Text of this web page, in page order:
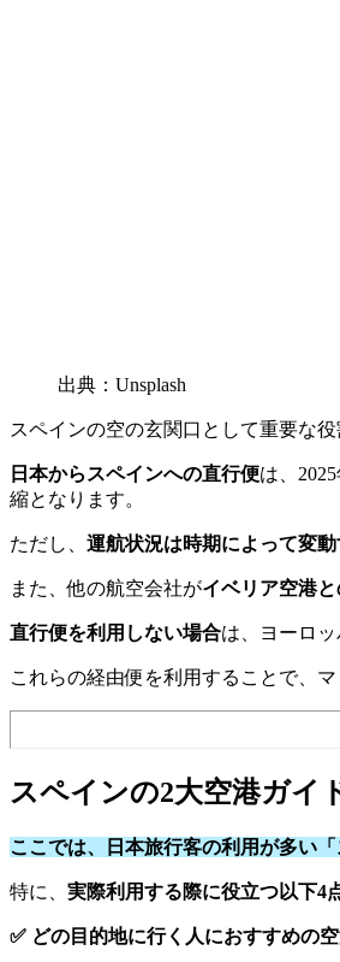
出典：Unsplash
スペインの空の玄関口として重要な役
日本からスペインへの直行便は、2025
縮となります。
ただし、 運航状況は時期によって変
また、他の航空会社がイベリア空港
直行便を利用しない場合は、ヨーロ
これらの経由便を利用することで、
スペインの2大空港ガイ
ここでは、日本旅行客の利用が多い
特に、 実際利用する際に役立つ以下4
✅ どの目的地に行く人におすすめの